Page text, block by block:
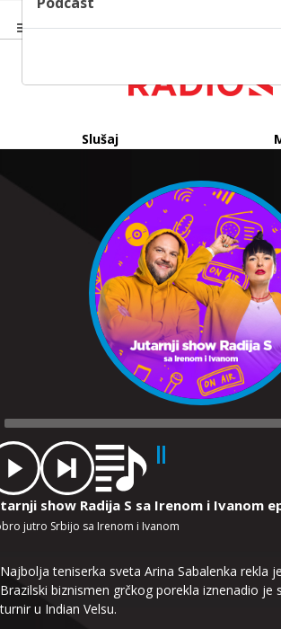
Slušaj
show Radija S sa Irenom i Ivanom
jutro Srbijo sa Irenom i Ivanom
Najbolja teniserka sveta Arina Sabalenka rekla
Brazilski biznismen grčkog porekla iznenadio je
turnir u Indian Velsu.